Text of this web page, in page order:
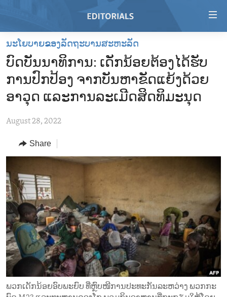
Skip
main
content
to
main
Navigation
to
HOME
VIDEO
REGIONS
AFRICA
AMERICAS
EUROPE
MIDDLE EAST
TOPICS
HUMAN RIGHTS
SECURITY AND DEFENSE
AID AND DEVELOPMENT
DEMOCRACY AND GOVERNANCE
ECONOMY AND TRADE
ENVIRONMENT AND HEALTH
IDEALS AND INSTITUTIONS
ARCHIVE
FOLLOW US
ນະໂຍບາຍຂອງລັດຖະບານສະຫະລັດ
ບົດບັນນາທິການ: ເດັກນ້ອຍຕ້ອງໄດ້ຮັບ
ການປົກປ້ອງ ຈາກບັນຫາຂັດແຍ້ງດ້ວຍ
ອາວຸດ ແລະການລະເມີດສິດທິມະນຸດ
August 28, 2022
Share
ພວກ​ເດັກ​ນ້ອຍ​ອົບ​ພະ​ຍົບ ທີ່​ຫຼົບ​ໜີ​ການ​ປະ​ທະ​ກັນ​ລະ​ຫວ່າງ ພວກ​ກະ​